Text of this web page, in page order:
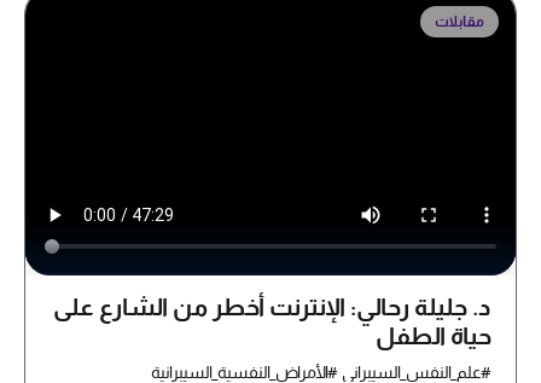
مقابلات
د. جليلة رحالي: الإنترنت أخطر من الشارع على
حياة الطفل
#علم_النفس_السيبراني #الأمراض_النفسية_السيبرانية